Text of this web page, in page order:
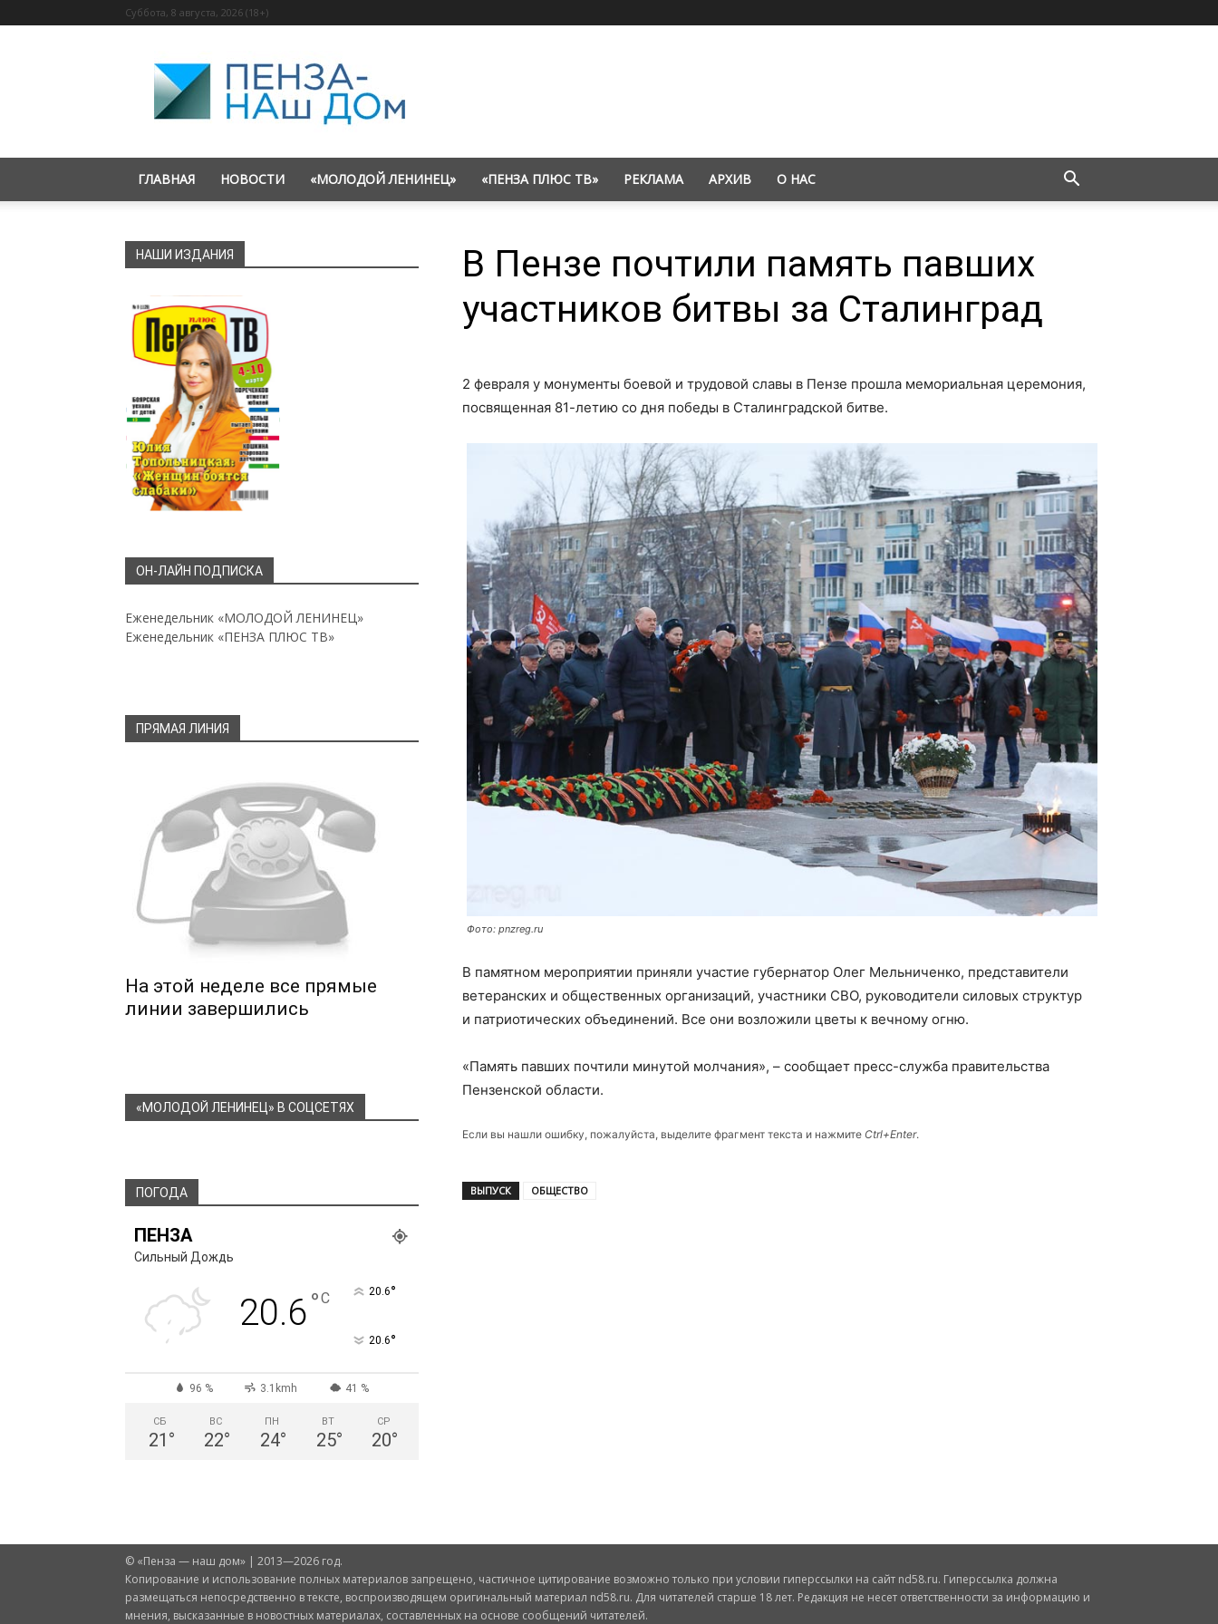
Суббота, 8 августа, 2026 (18+)
«Пенза
—
наш
дом»
ГЛАВНАЯ НОВОСТИ «МОЛОДОЙ ЛЕНИНЕЦ» «ПЕНЗА ПЛЮС ТВ» РЕКЛАМА АРХИВ О НАС
В Пензе почтили память павших
участников битвы за Сталинград
2 февраля у монументы боевой и трудовой славы в Пензе прошла мемориальная церемония,
посвященная 81-летию со дня победы в Сталинградской битве.
Фото: pnzreg.ru
В памятном мероприятии приняли участие губернатор Олег Мельниченко, представители
ветеранских и общественных организаций, участники СВО, руководители силовых структур
и патриотических объединений. Все они возложили цветы к вечному огню.
«Память павших почтили минутой молчания», – сообщает пресс-служба правительства
Пензенской области.
Если вы нашли ошибку, пожалуйста, выделите фрагмент текста и нажмите Ctrl+Enter.
ВЫПУСК ОБЩЕСТВО
НАШИ ИЗДАНИЯ
ОН-ЛАЙН ПОДПИСКА
Еженедельник «МОЛОДОЙ ЛЕНИНЕЦ»
Еженедельник «ПЕНЗА ПЛЮС ТВ»
ПРЯМАЯ ЛИНИЯ
На этой неделе все прямые
линии завершились
«МОЛОДОЙ ЛЕНИНЕЦ» В СОЦСЕТЯХ
ПОГОДА
ПЕНЗА
Сильный Дождь
20.6°C 20.6°
20.6°
96 % 3.1kmh 41 %
СБ
21 °
ВС
22°
ПН
24°
ВТ
25°
СР
20°
© «Пенза — наш дом» | 2013—2026 год.
Копирование и использование полных материалов запрещено, частичное цитирование возможно только при условии гиперссылки на сайт nd58.ru. Гиперссылка должна
размещаться непосредственно в тексте, воспроизводящем оригинальный материал nd58.ru. Для читателей старше 18 лет. Редакция не несет ответственности за информацию и
мнения, высказанные в новостных материалах, составленных на основе сообщений читателей.